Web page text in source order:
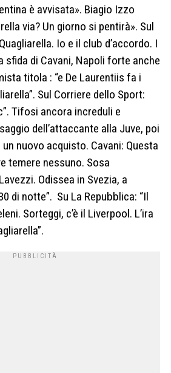
è avvisata». Biagio Izzo
via? Un giorno si pentirà». Sul
Io e il club d’accordo. I
sfida di Cavani, Napoli forte anche
titola : “e De Laurentiis fa i
Sul Corriere dello Sport:
Tifosi ancora increduli e
dell’attaccante alla Juve, poi
nuovo acquisto. Cavani: Questa
temere nessuno. Sosa
Odissea in Svezia, a
di notte”. Su La Repubblica: “Il
Sorteggi, c’è il Liverpool. L’ira